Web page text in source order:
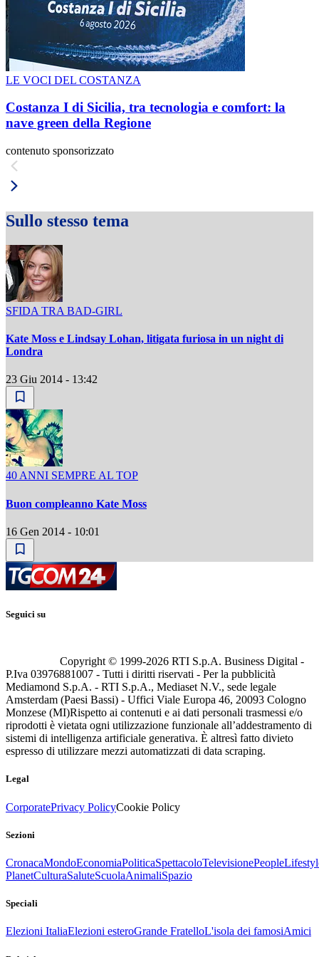
LE VOCI DEL COSTANZA
Costanza I di Sicilia, tra tecnologia e comfort: la
nave green della Regione
contenuto sponsorizzato
Sullo stesso tema
SFIDA TRA BAD-GIRL
Kate Moss e Lindsay Lohan, litigata furiosa in un night di
Londra
23 Giu 2014 - 13:42
40 ANNI SEMPRE AL TOP
Buon compleanno Kate Moss
16 Gen 2014 - 10:01
Seguici su
Copyright © 1999-2026 RTI S.p.A. Business Digital -
P.Iva 03976881007 - Tutti i diritti riservati - Per la pubblicità
Mediamond S.p.A. - RTI S.p.A., Mediaset N.V., sede legale
Amsterdam (Paesi Bassi) - Uffici Viale Europa 46, 20093 Cologno
Monzese (MI)Rispetto ai contenuti e ai dati personali trasmessi e/o
riprodotti è vietata ogni utilizzazione funzionale all’addestramento di
sistemi di intelligenza artificiale generativa. È altresì fatto divieto
espresso di utilizzare mezzi automatizzati di data scraping.
Legal
CorporatePrivacy PolicyCookie Policy
Sezioni
CronacaMondoEconomiaPoliticaSpettacoloTelevisionePeople
PlanetCulturaSaluteScuolaAnimaliSpazio
Speciali
Elezioni ItaliaElezioni esteroGrande FratelloL'isola dei famosiAmici